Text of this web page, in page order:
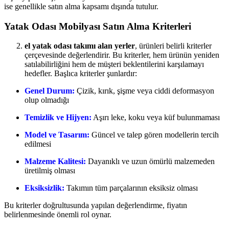
ise genellikle satın alma kapsamı dışında tutulur.
Yatak Odası Mobilyası Satın Alma Kriterleri
el yatak odası takımı alan yerler, ürünleri belirli kriterler
çerçevesinde değerlendirir. Bu kriterler, hem ürünün yeniden
satılabilirliğini hem de müşteri beklentilerini karşılamayı
hedefler. Başlıca kriterler şunlardır:
Genel Durum: Çizik, kırık, şişme veya ciddi deformasyon
olup olmadığı
Temizlik ve Hijyen: Aşırı leke, koku veya küf bulunmaması
Model ve Tasarım: Güncel ve talep gören modellerin tercih
edilmesi
Malzeme Kalitesi: Dayanıklı ve uzun ömürlü malzemeden
üretilmiş olması
Eksiksizlik: Takımın tüm parçalarının eksiksiz olması
Bu kriterler doğrultusunda yapılan değerlendirme, fiyatın
belirlenmesinde önemli rol oynar.